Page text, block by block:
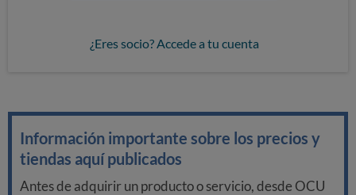
¿Eres socio? Accede a tu cuenta
Información importante sobre los precios y
tiendas aquí publicados
Antes de adquirir un producto o servicio, desde OCU